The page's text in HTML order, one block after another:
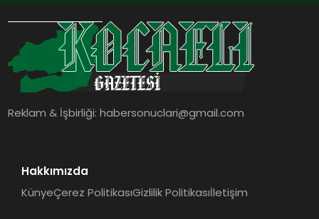
Reklam & İşbirliği:habersonuclari@gmail.com
Hakkımızda
KünyeÇerez PolitikasıGizlilik Politikasıİletişim